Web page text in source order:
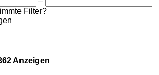
Filter?
Anzeigen